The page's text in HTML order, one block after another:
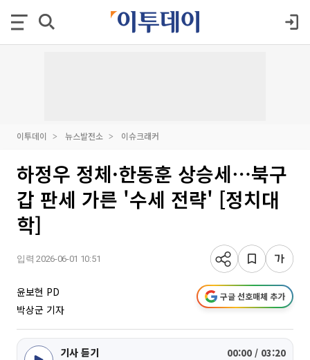
이투데이 뉴스발전소 이슈크래커
하정우 정체·한동훈 상승세⋯북구
갑 판세 가른 '수세 전략' [정치대
학]
입력 2026-06-01 10:51
윤보현 PD
박상군 기자
구글 선호매체 추가
기사 듣기 00:00 / 03:20